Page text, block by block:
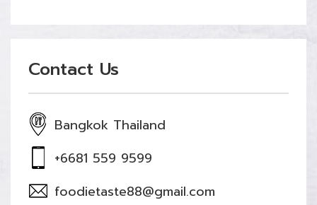
Contact Us
Bangkok Thailand
+6681 559 9599
foodietaste88@gmail.com